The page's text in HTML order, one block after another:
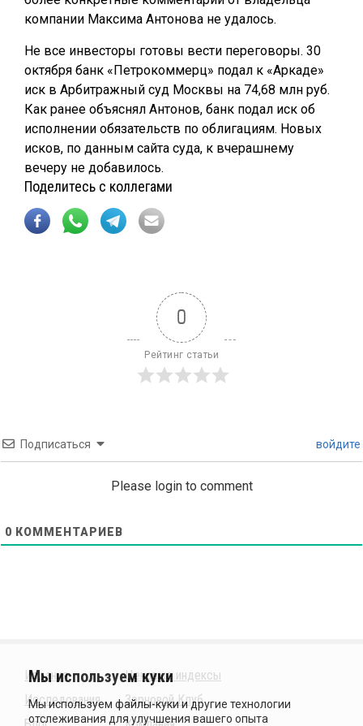
компании Максима Антонова не удалось.
Не все инвесторы готовы вести переговоры. 30
октября банк «Петрокоммерц» подал к «Аркаде»
иск в Арбитражный суд Москвы на 74,68 млн руб.
Как ранее объяснял Антонов, банк подал иск об
исполнении обязательств по облигациям. Новых
исков, по данным сайта суда, к вчерашнему
вечеру не добавилось.
Поделитесь с коллегами
0
Рейтинг статьи
Подписаться войдите
Please login to comment
0 КОММЕНТАРИЕВ
Издания
Исследования
Ценовые индексы
Зерновой Клуб